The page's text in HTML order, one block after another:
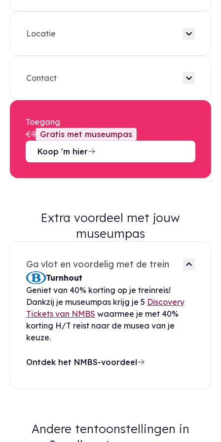
Locatie
Contact
Toegang
€9 Gratis met museumpas
Koop 'm hier
Extra voordeel met jouw
museumpas
Ga vlot en voordelig met de trein
Turnhout
Geniet van 40% korting op je treinreis!
Dankzij je museumpas krijg je 5 Discovery
Tickets van NMBS waarmee je met 40%
korting H/T reist naar de musea van je
keuze.
Ontdek het NMBS-voordeel
Andere tentoonstellingen in